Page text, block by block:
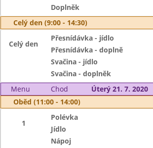
Doplněk
Celý den (9:00 - 14:30)
Celý den
Přesnídávka - jídlo
Přesnídávka - doplně
Svačina - jídlo
Svačina - doplněk
Menu
Chod
Úterý 21. 7. 2020
Oběd (11:00 - 14:00)
1
Polévka
Jídlo
Nápoj